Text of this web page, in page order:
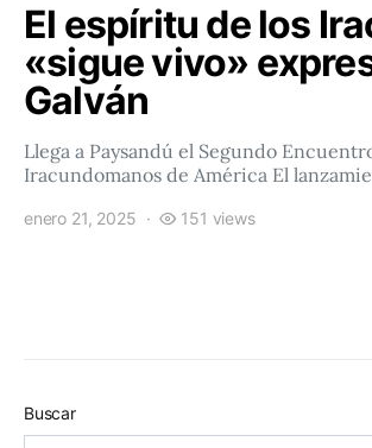
El espíritu de los
«sigue vivo»
Galván
Llega a Paysandú el Segundo
Iracundomanos de América El
enero 21, 2025 151 views
Buscar